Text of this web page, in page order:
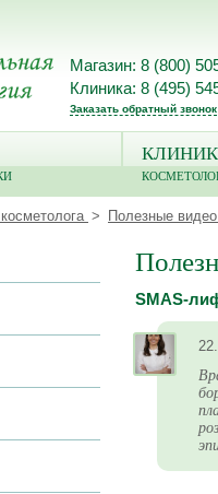
Магазин: 8 (800)
Клиника: 8 (495)
Заказать обратный звонок
Полезные видео
SMAS-